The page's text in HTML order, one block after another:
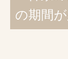
の期間が